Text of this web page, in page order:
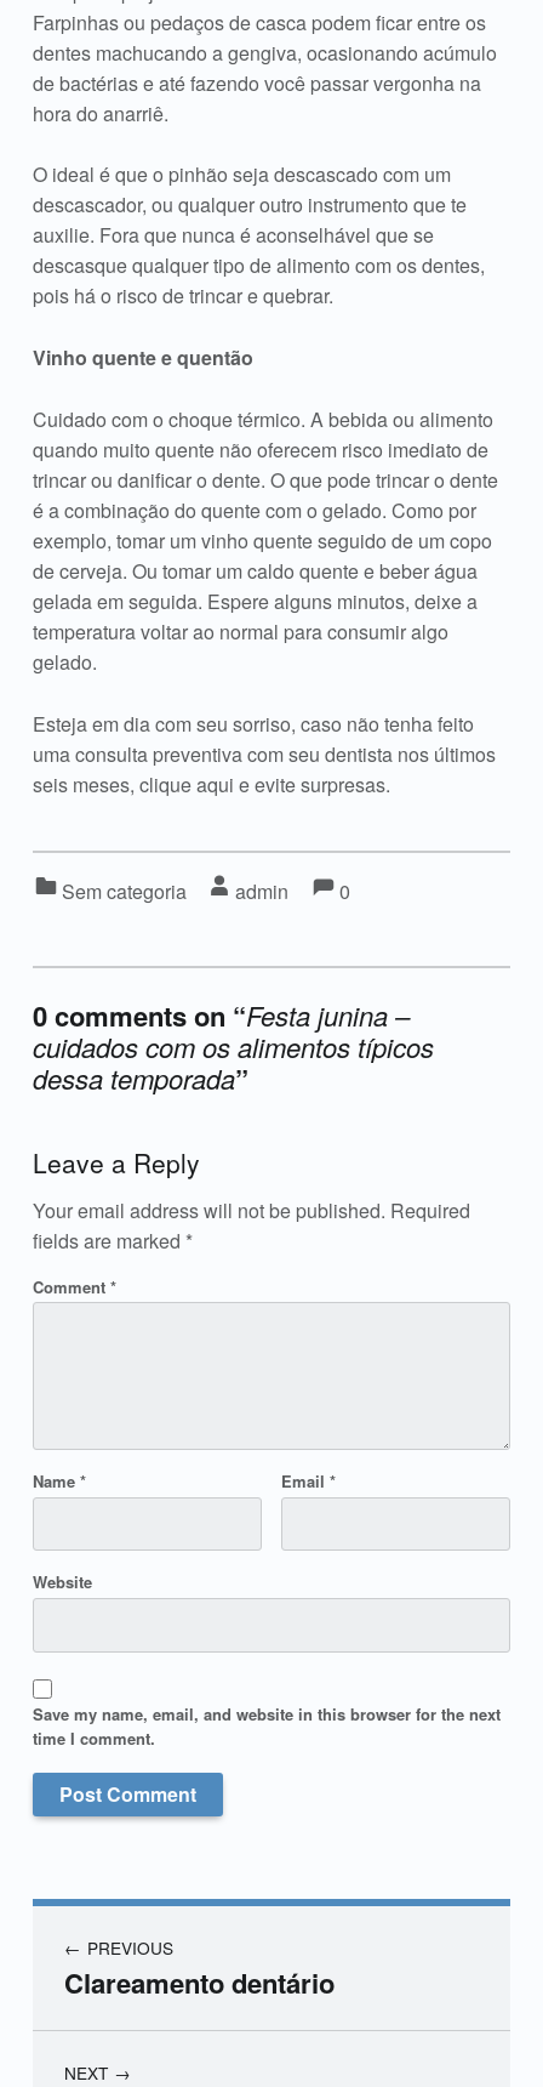
Farpinhas ou pedaços de casca podem ficar entre os
dentes machucando a gengiva, ocasionando acúmulo
de bactérias e até fazendo você passar vergonha na
hora do anarriê.
O ideal é que o pinhão seja descascado com um
descascador, ou qualquer outro instrumento que te
auxilie. Fora que nunca é aconselhável que se
descasque qualquer tipo de alimento com os dentes,
pois há o risco de trincar e quebrar.
Vinho quente e quentão
Cuidado com o choque térmico. A bebida ou alimento
quando muito quente não oferecem risco imediato de
trincar ou danificar o dente. O que pode trincar o dente
é a combinação do quente com o gelado. Como por
exemplo, tomar um vinho quente seguido de um copo
de cerveja. Ou tomar um caldo quente e beber água
gelada em seguida. Espere alguns minutos, deixe a
temperatura voltar ao normal para consumir algo
gelado.
Esteja em dia com seu sorriso, caso não tenha feito
uma consulta preventiva com seu dentista nos últimos
seis meses, clique aqui e evite surpresas.
Sem categoria admin
Comments:
0
0 comments on “Festa junina –
cuidados com os alimentos típicos
dessa temporada”
Leave a Reply
Your email address will not be published. Required
fields are marked *
Comment *
Name * Email *
Website
Save my name, email, and website in this browser for the next
time I comment.
PREVIOUS
Clareamento dentário
NEXT